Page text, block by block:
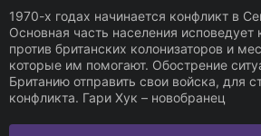
1970-х годах начинается конфликт в
Основная часть населения исповедует
против британских колонизаторов и
которые им помогают. Обострение
Британию отправить свои войска, для
конфликта. Гари Хук – новобранец